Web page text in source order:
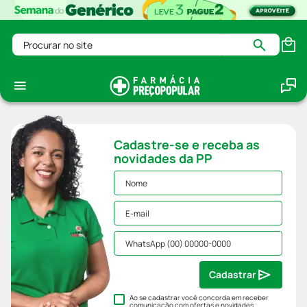
Procurar no site
Cadastre-se e receba as
novidades da PP
Ao se cadastrar você concorda em receber
comunicação com ofertas e novidades,
Cadastrar